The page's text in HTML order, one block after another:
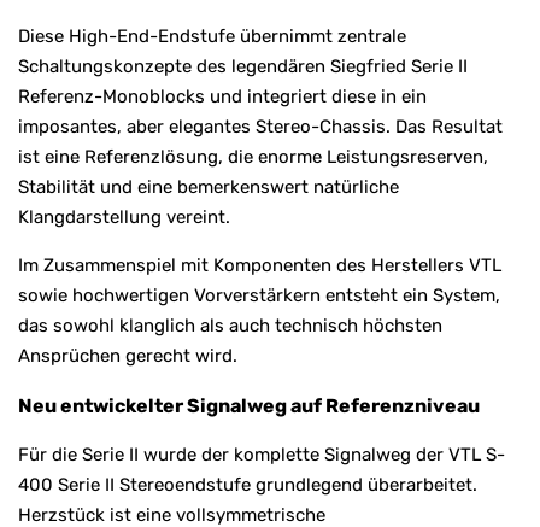
Diese High-End-Endstufe übernimmt zentrale
Schaltungskonzepte des legendären Siegfried Serie II
Referenz-Monoblocks und integriert diese in ein
imposantes, aber elegantes Stereo-Chassis. Das Resultat
ist eine Referenzlösung, die enorme Leistungsreserven,
Stabilität und eine bemerkenswert natürliche
Klangdarstellung vereint.
Im Zusammenspiel mit Komponenten des Herstellers VTL
sowie hochwertigen Vorverstärkern entsteht ein System,
das sowohl klanglich als auch technisch höchsten
Ansprüchen gerecht wird.
Neu entwickelter Signalweg auf Referenzniveau
Für die Serie II wurde der komplette Signalweg der VTL S-
400 Serie II Stereoendstufe grundlegend überarbeitet.
Herzstück ist eine vollsymmetrische